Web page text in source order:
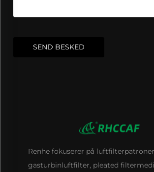
SEND BESKED
Renhe fokuserer på
gasturbinluftfilter, pleated